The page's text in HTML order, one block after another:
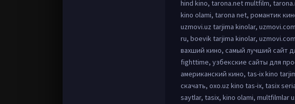
hind kino, tarona.net multfilm,
kino olami, tarona net, романтик
uzmovi.uz tarjima kinolar,
ru, boevik tarjima kinolar,
вахший кино, самый лучший сайт
fighttime, узбекские сайты для
американский кино, tas-ix kino
скачать, oxo.uz kino tas-ix, tasix
saytlar, tasix, kino olami, multfilmlar